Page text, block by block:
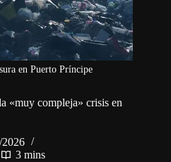
en Puerto Príncipe
«muy compleja» crisis en
2026
3 mins